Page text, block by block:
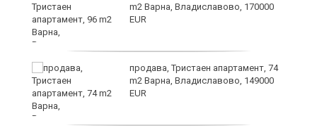
m2 Варна, Владиславово, 170000
EUR
продава, Тристаен апартамент, 74
m2 Варна, Владиславово, 149000
EUR